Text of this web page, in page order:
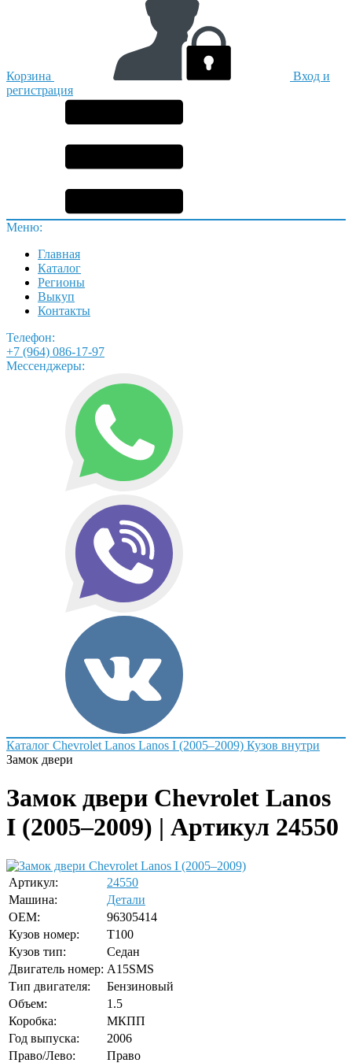
Корзина
Вход и
регистрация
Меню:
Главная
Каталог
Регионы
Выкуп
Контакты
Телефон:
+7 (964) 086-17-97
Мессенджеры:
Каталог Chevrolet Lanos Lanos I (2005–2009) Кузов внутри
Замок двери
Замок двери Chevrolet Lanos
I (2005–2009) | Артикул 24550
Артикул:
24550
Машина:
Детали
OEM:
96305414
Кузов номер:
T100
Кузов тип:
Седан
Двигатель номер: A15SMS
Тип двигателя:
Бензиновый
Объем:
1.5
Коробка:
МКПП
Год выпуска:
2006
Право/Лево:
Право